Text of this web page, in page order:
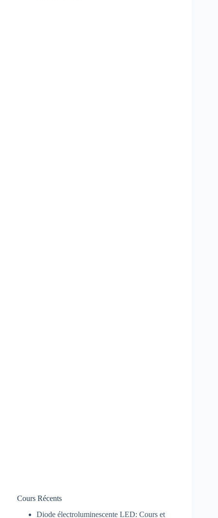
Cours Récents
Diode électroluminescente LED: Cours et